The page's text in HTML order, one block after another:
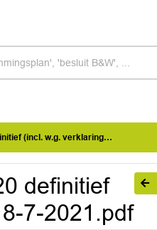
- getekend - 8-7-2021.pdf
definitief
7-2021.pdf